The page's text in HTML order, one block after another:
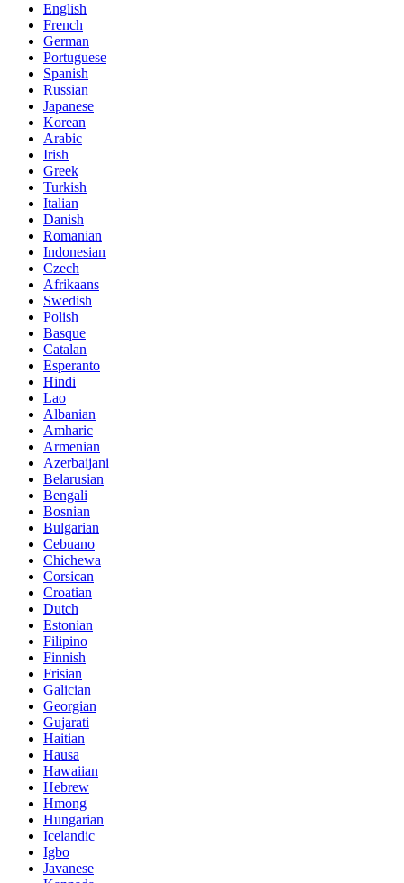
English
French
German
Portuguese
Spanish
Russian
Japanese
Korean
Arabic
Irish
Greek
Turkish
Italian
Danish
Romanian
Indonesian
Czech
Afrikaans
Swedish
Polish
Basque
Catalan
Esperanto
Hindi
Lao
Albanian
Amharic
Armenian
Azerbaijani
Belarusian
Bengali
Bosnian
Bulgarian
Cebuano
Chichewa
Corsican
Croatian
Dutch
Estonian
Filipino
Finnish
Frisian
Galician
Georgian
Gujarati
Haitian
Hausa
Hawaiian
Hebrew
Hmong
Hungarian
Icelandic
Igbo
Javanese